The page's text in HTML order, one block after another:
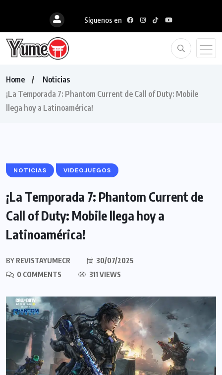
Síguenos en
Home
Noticias
¡La Temporada 7: Phantom Current de Call of Duty: Mobile
llega hoy a Latinoamérica!
NOTICIAS VIDEOJUEGOS
¡La Temporada 7: Phantom Current de
Call of Duty: Mobile llega hoy a
Latinoamérica!
BY REVISTAYUMECR
30/07/2025
0 COMMENTS
311 VIEWS